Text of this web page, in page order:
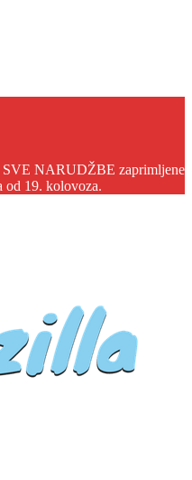
SVE NARUDŽBE zaprimljene
od 19. kolovoza.